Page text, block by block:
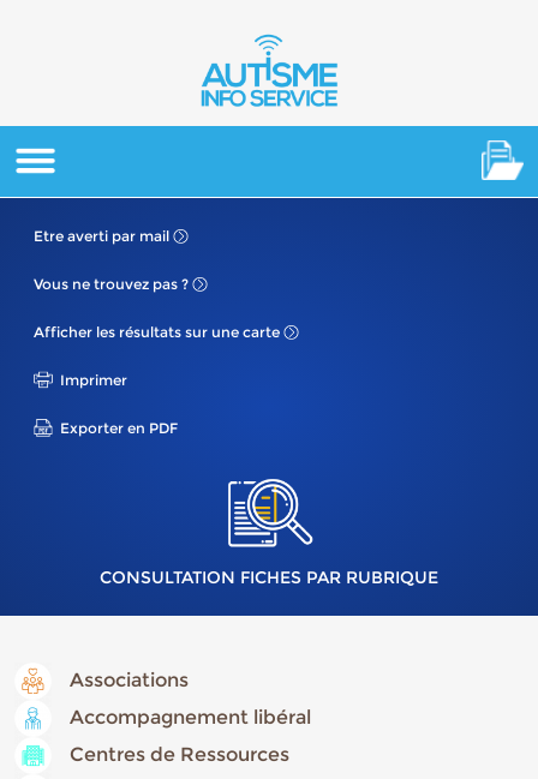
Etre averti par mail
Vous ne trouvez pas ?
Afficher les résultats sur une carte
Imprimer
Exporter en PDF
CONSULTATION FICHES PAR RUBRIQUE
Associations
Accompagnement libéral
Centres de Ressources